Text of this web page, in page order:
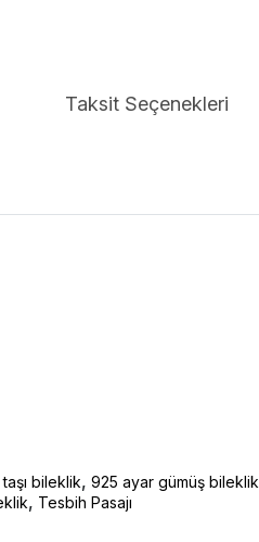
Taksit Seçenekleri
bileklik, 925 ayar gümüş bileklik
, Tesbih Pasajı